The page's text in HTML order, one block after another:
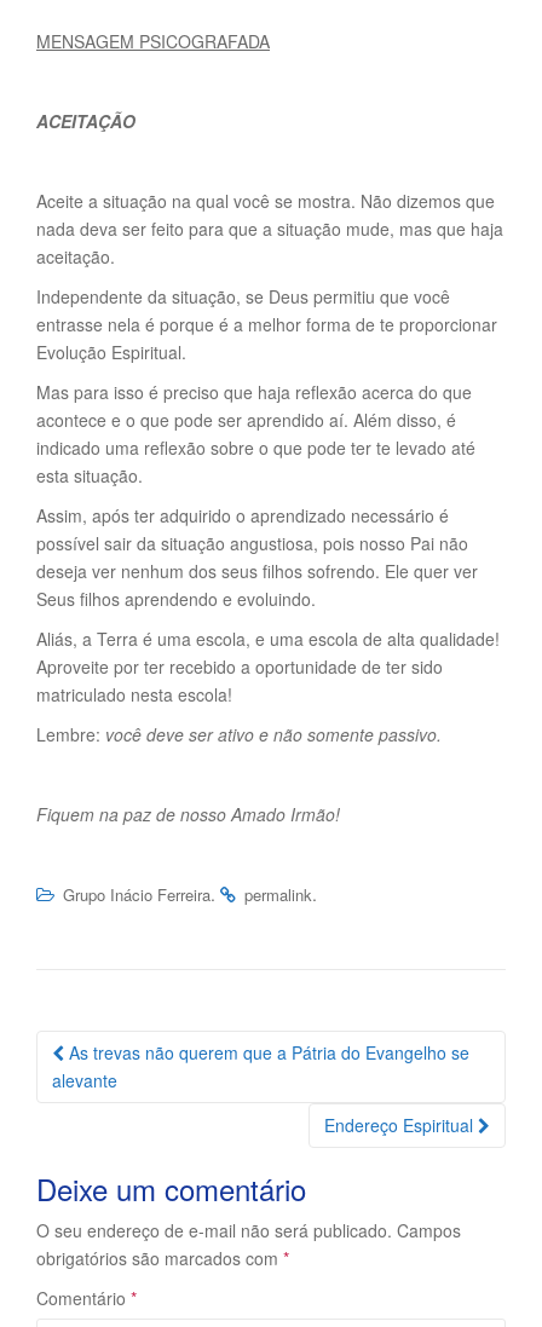
MENSAGEM PSICOGRAFADA
ACEITAÇÃO
Aceite a situação na qual você se mostra. Não dizemos que
nada deva ser feito para que a situação mude, mas que haja
aceitação.
Independente da situação, se Deus permitiu que você
entrasse nela é porque é a melhor forma de te proporcionar
Evolução Espiritual.
Mas para isso é preciso que haja reflexão acerca do que
acontece e o que pode ser aprendido aí. Além disso, é
indicado uma reflexão sobre o que pode ter te levado até
esta situação.
Assim, após ter adquirido o aprendizado necessário é
possível sair da situação angustiosa, pois nosso Pai não
deseja ver nenhum dos seus filhos sofrendo. Ele quer ver
Seus filhos aprendendo e evoluindo.
Aliás, a Terra é uma escola, e uma escola de alta qualidade!
Aproveite por ter recebido a oportunidade de ter sido
matriculado nesta escola!
Lembre: você deve ser ativo e não somente passivo.
Fiquem na paz de nosso Amado Irmão!
Grupo Inácio Ferreira. permalink.
Navegação
da
As trevas não querem que a Pátria do Evangelho se
alevante
Endereço Espiritual
Deixe um comentário
O seu endereço de e-mail não será publicado. Campos
obrigatórios são marcados com *
Comentário *